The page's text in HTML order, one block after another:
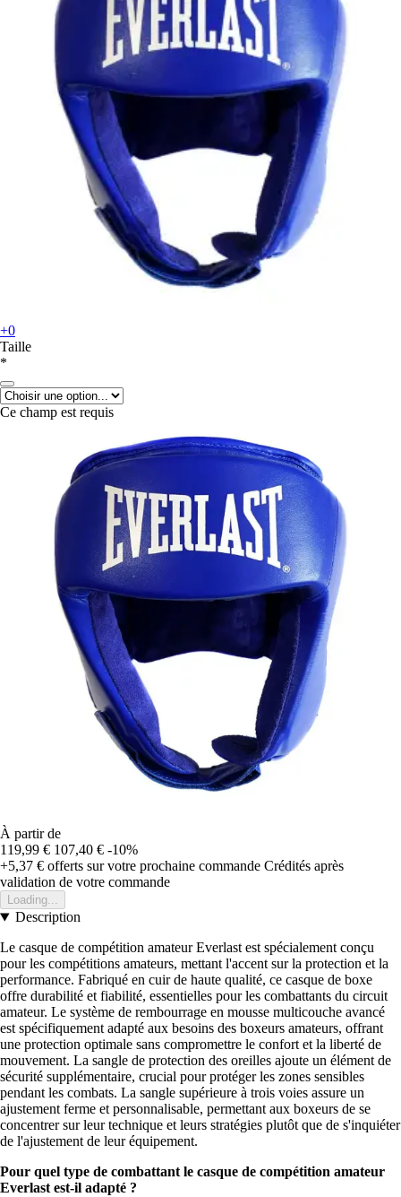
+0
Taille
*
Ce champ est requis
À partir de
119,99 € 107,40 € -10%
+5,37 € offerts sur votre prochaine commande Crédités après
validation de votre commande
Loading...
Description
Le casque de compétition amateur Everlast est spécialement conçu
pour les compétitions amateurs, mettant l'accent sur la protection et la
performance. Fabriqué en cuir de haute qualité, ce casque de boxe
offre durabilité et fiabilité, essentielles pour les combattants du circuit
amateur. Le système de rembourrage en mousse multicouche avancé
est spécifiquement adapté aux besoins des boxeurs amateurs, offrant
une protection optimale sans compromettre le confort et la liberté de
mouvement. La sangle de protection des oreilles ajoute un élément de
sécurité supplémentaire, crucial pour protéger les zones sensibles
pendant les combats. La sangle supérieure à trois voies assure un
ajustement ferme et personnalisable, permettant aux boxeurs de se
concentrer sur leur technique et leurs stratégies plutôt que de s'inquiéter
de l'ajustement de leur équipement.
Pour quel type de combattant le casque de compétition amateur
Everlast est-il adapté ?